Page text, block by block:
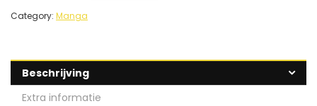
Category: Manga
Beschrijving
Extra informatie